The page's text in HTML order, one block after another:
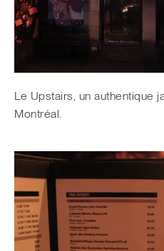
Le Upstairs, un authentique
Montréal.